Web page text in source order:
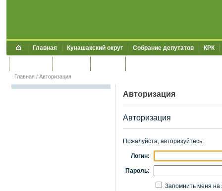
Главная Кунашакский округ Собрание депутатов КРК
Главная / Авторизация
Авторизация
Авторизация
Пожалуйста, авторизуйтесь:
Логин:
Пароль:
Запомнить меня на